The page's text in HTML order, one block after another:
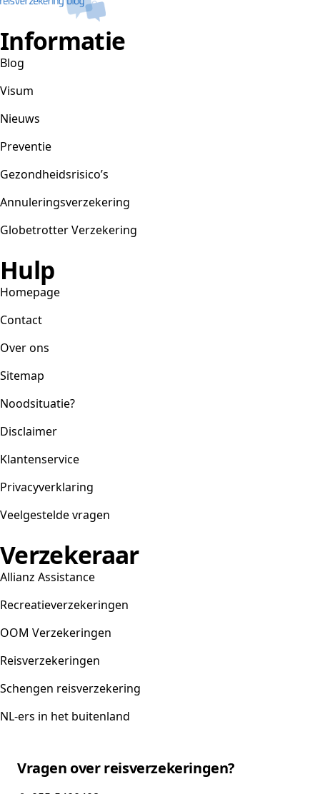
Informatie
Blog
Visum
Nieuws
Preventie
Gezondheidsrisico’s
Annuleringsverzekering
Globetrotter Verzekering
Hulp
Homepage
Contact
Over ons
Sitemap
Noodsituatie?
Disclaimer
Klantenservice
Privacyverklaring
Veelgestelde vragen
Verzekeraar
Allianz Assistance
Recreatieverzekeringen
OOM Verzekeringen
Reisverzekeringen
Schengen reisverzekering
NL-ers in het buitenland
Vragen over reisverzekeringen?